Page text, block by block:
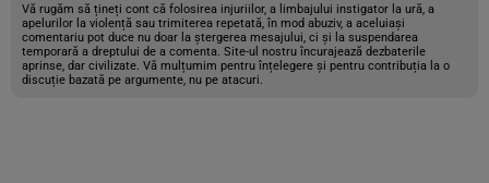
Vă rugăm să țineți cont că folosirea injuriilor, a limbajului instigator la ură, a
apelurilor la violență sau trimiterea repetată, în mod abuziv, a aceluiași
comentariu pot duce nu doar la ștergerea mesajului, ci și la suspendarea
temporară a dreptului de a comenta. Site-ul nostru încurajează dezbaterile
aprinse, dar civilizate. Vă mulțumim pentru înțelegere și pentru contribuția la o
discuție bazată pe argumente, nu pe atacuri.